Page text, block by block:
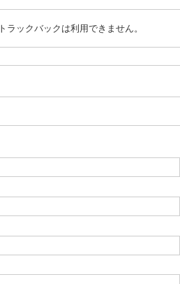
トラックバックは利用できません。